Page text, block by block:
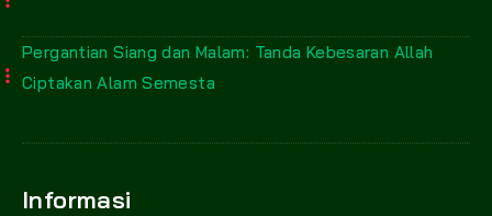
Pergantian Siang dan Malam: Tanda Kebesaran Allah
Ciptakan Alam Semesta
Informasi